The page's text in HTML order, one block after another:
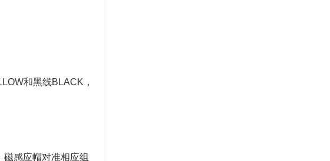
和黑线BLACK，
感应帽对准相应组